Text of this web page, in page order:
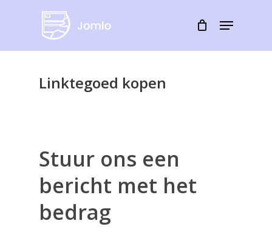
content
Menu
Linktegoed kopen
Stuur ons een
bericht met het
bedrag
Menu